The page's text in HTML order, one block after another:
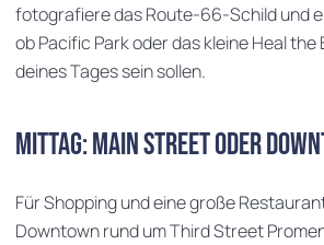
fotografiere das Route-66-Schild und
ob Pacific Park oder das kleine Heal the
deines Tages sein sollen.
Mittag: Main Street oder
Für Shopping und eine große
Downtown rund um Third Street